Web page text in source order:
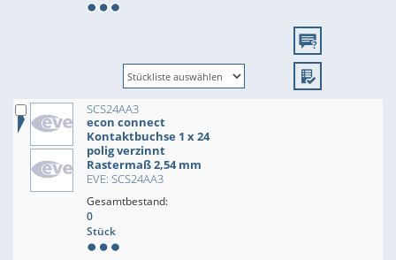
SCS24AA3
econ connect
Kontaktbuchse 1 x 24
polig verzinnt
Rastermaß 2,54 mm
EVE: SCS24AA3
Gesamtbestand:
0
Stück